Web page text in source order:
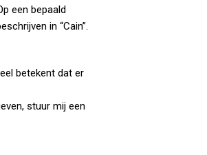
een bepaald
in “Cain”.
betekent dat er
stuur mij een